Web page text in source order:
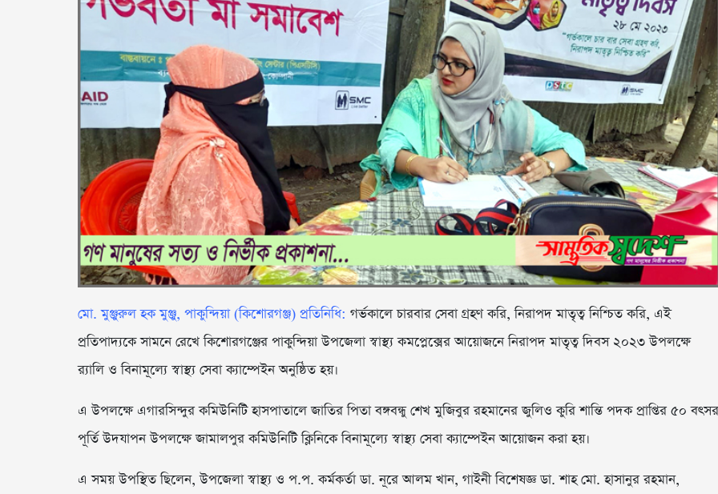
মো. মুঞ্জুরুল হক মুঞ্জু, পাকুন্দিয়া (কিশোরগঞ্জ) প্রতিনিধি: গর্ভকালে চারবার সেবা গ্রহণ করি, নিরাপদ মাতৃত্ব নিশ্চিত করি, এই
প্রতিপাদ্যকে সামনে রেখে কিশোরগঞ্জের পাকুন্দিয়া উপজেলা স্বাস্থ্য কমপ্লেক্সের আয়োজনে নিরাপদ মাতৃত্ব দিবস ২০২৩ উপলক্ষে
র‌্যালি ও বিনামূল্যে স্বাস্থ্য সেবা ক্যাম্পেইন অনুষ্ঠিত হয়।
এ উপলক্ষে এগারসিন্দুর কমিউনিটি হাসপাতালে জাতির পিতা বঙ্গবন্ধু শেখ মুজিবুর রহমানের জুলিও কুরি শান্তি পদক প্রাপ্তির ৫০ বৎসর
পূর্তি উদযাপন উপলক্ষে জামালপুর কমিউনিটি ক্লিনিকে বিনামূল্যে স্বাস্থ্য সেবা ক্যাম্পেইন আয়োজন করা হয়।
এ সময় উপস্থিত ছিলেন, উপজেলা স্বাস্থ্য ও প.প. কর্মকর্তা ডা. নূরে আলম খান, গাইনী বিশেষজ্ঞ ডা. শাহ মো. হাসানুর রহমান,